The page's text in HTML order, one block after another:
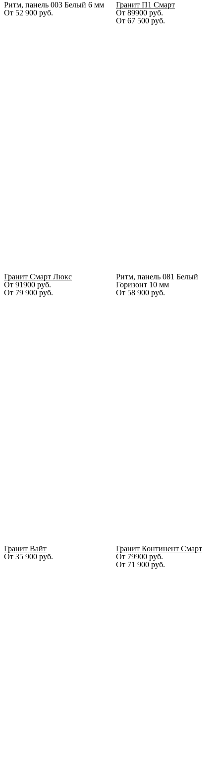
Ритм, панель 003 Белый 6 мм
От 52 900 руб.
Гранит П1 Смарт
От 89900 руб.
От 67 500 руб.
Гранит Смарт Люкс
От 91900 руб.
От 79 900 руб.
Ритм, панель 081 Белый
Горизонт 10 мм
От 58 900 руб.
Гранит Вайт
От 35 900 руб.
Гранит Континент Смарт
От 79900 руб.
От 71 900 руб.